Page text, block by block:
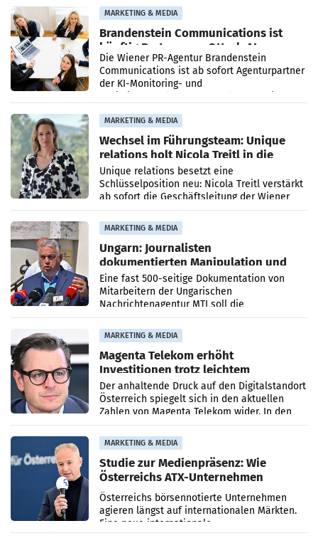
MARKETING & MEDIA
Brandenstein Communications ist
künftig Partner von OtterlyAI
Die Wiener PR-Agentur Brandenstein
Communications ist ab sofort Agenturpartner
der KI-Monitoring- und
MARKETING & MEDIA
Wechsel im Führungsteam: Unique
relations holt Nicola Treitl in die
Geschäftsleitung
Unique relations besetzt eine
Schlüsselposition neu: Nicola Treitl verstärkt
ab sofort die Geschäftsleitung der Wiener
PR-Agentur an der Seite von Josef Kalina und
Anna Kalina-Mahr.
MARKETING & MEDIA
Ungarn: Journalisten
dokumentierten Manipulation und
Zensur
Eine fast 500-seitige Dokumentation von
Mitarbeitern der Ungarischen
Nachrichtenagentur MTI soll die
systematische Nachrichten-Manipulation und
Zensur bei der Agentur während der Zeit
MARKETING & MEDIA
Magenta Telekom erhöht
Investitionen trotz leichtem
Umsatzrückgang
Der anhaltende Druck auf den Digitalstandort
Österreich spiegelt sich in den aktuellen
Zahlen von Magenta Telekom wider. In den
ersten sechs Monaten des laufenden Jahres
verzeichnete
MARKETING & MEDIA
Studie zur Medienpräsenz: Wie
Österreichs ATX-Unternehmen
international wahrgenommen
werden
Österreichs börsennotierte Unternehmen
agieren längst auf internationalen Märkten.
Eine neue internationale
Medienresonanzanalyse untersucht die